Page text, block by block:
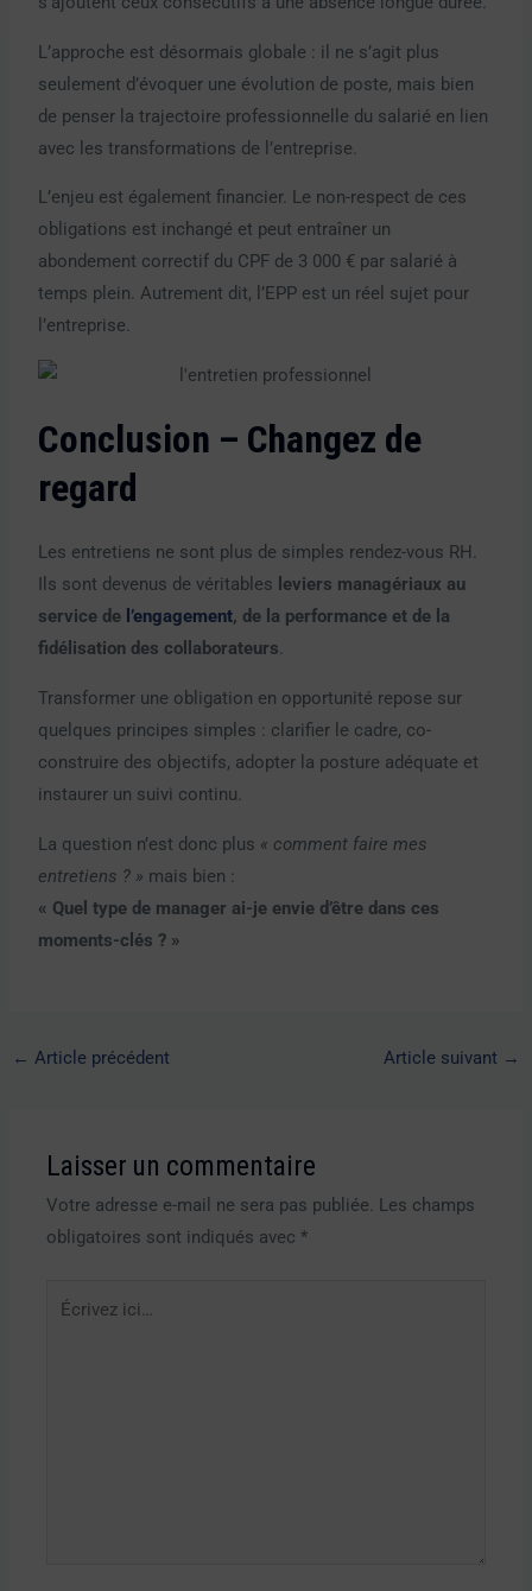
L’approche est désormais globale : il ne s’agit plus
seulement d’évoquer une évolution de poste, mais bien
de penser la trajectoire professionnelle du salarié en lien
avec les transformations de l’entreprise.
L’enjeu est également financier. Le non-respect de ces
obligations est inchangé et peut entraîner un
abondement correctif du CPF de 3 000 € par salarié à
temps plein. Autrement dit, l’EPP est un réel sujet pour
l’entreprise.
Conclusion – Changez de
regard
Les entretiens ne sont plus de simples rendez-vous RH.
Ils sont devenus de véritables leviers managériaux au
service de l’engagement, de la performance et de la
fidélisation des collaborateurs.
Transformer une obligation en opportunité repose sur
quelques principes simples : clarifier le cadre, co-
construire des objectifs, adopter la posture adéquate et
instaurer un suivi continu.
La question n’est donc plus « comment faire mes
entretiens ? » mais bien :
« Quel type de manager ai-je envie d’être dans ces
moments-clés ? »
← Article précédent Article suivant →
Laisser un commentaire
Votre adresse e-mail ne sera pas publiée. Les champs
obligatoires sont indiqués avec*
Écrivez